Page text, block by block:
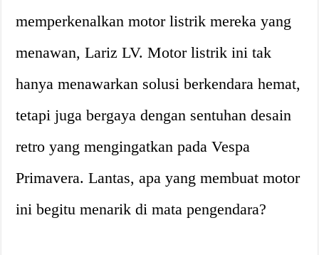
memperkenalkan motor listrik mereka yang
menawan, Lariz LV. Motor listrik ini tak
hanya menawarkan solusi berkendara hemat,
tetapi juga bergaya dengan sentuhan desain
retro yang mengingatkan pada Vespa
Primavera. Lantas, apa yang membuat motor
ini begitu menarik di mata pengendara?